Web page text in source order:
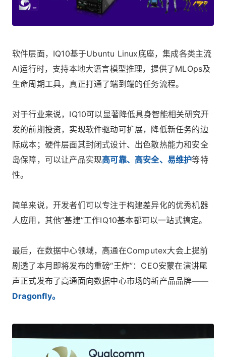
软件层面，IQ10基于Ubuntu Linux底座，集成各类主流
AI运行时，支持本地大语言模型推理，提供了MLOps及
生命周期工具，真正打通了端到端的任务流程。
对于行业来说，IQ10可以显著降低具身智能相关研究开
发的前期投资，实现软件驱动可扩展，降低新任务的边
际成本；硬件层面其封闭式设计、出色散热能力和安全
岛保障，可以让产品实现高可靠、高安全、易维护等特
性。
简单来说，开发者们可以专注于构建差异化的优秀机器
人应用，其他“基建”工作IQ10基本都可以一站式搞定。
最后，在数据中心领域，高通在Computex大会上提前
剧透了本月即将发布的重磅“王炸”：CEO安蒙在演讲尾
声正式发布了高通面向数据中心市场的新产品品牌——
Dragonfly。